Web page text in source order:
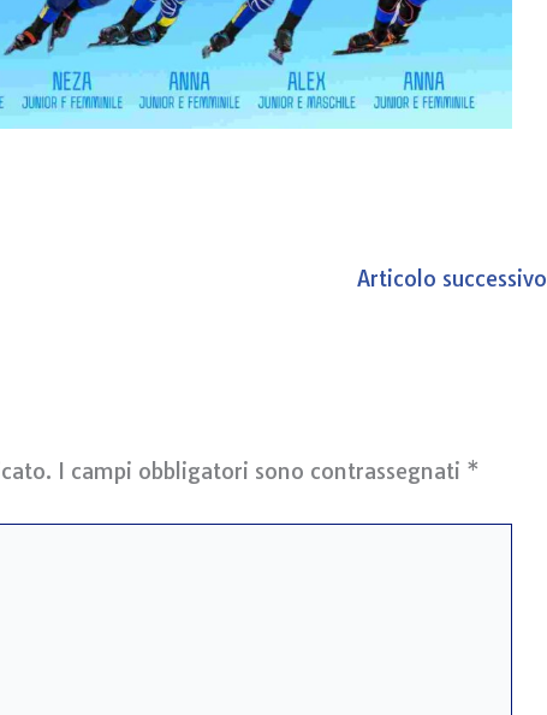
Articolo successivo
I campi obbligatori sono contrassegnati *